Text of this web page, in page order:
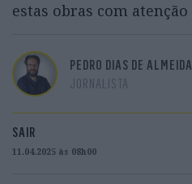
estas obras com atenção
PEDRO DIAS DE ALMEIDA
JORNALISTA
SAIR
11.04.2025 às 08h00